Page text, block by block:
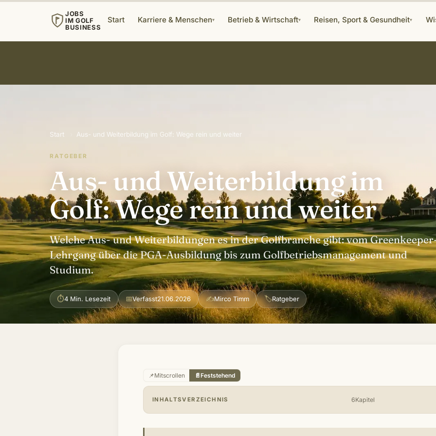
JOBS
IM GOLF
BUSINESS
Start Karriere & Menschen▾ Betrieb & Wirtschaft▾ Reisen, Sport & Gesundheit▾
Start Aus- und Weiterbildung im Golf: Wege rein und weiter
RATGEBER
Aus- und Weiterbildung im
Golf: Wege rein und weiter
Welche Aus- und Weiterbildungen es in der Golfbranche gibt: vom
Lehrgang über die PGA-Ausbildung bis zum Golfbetriebsmanagement und
Studium.
⏱4 Min. Lesezeit 📅Verfasst21.06.2026 ✍Mirco Timm 🏷Ratgeber
📌Mitscrollen 📄 Feststehend
INHALTSVERZEICHNIS 6Kapitel